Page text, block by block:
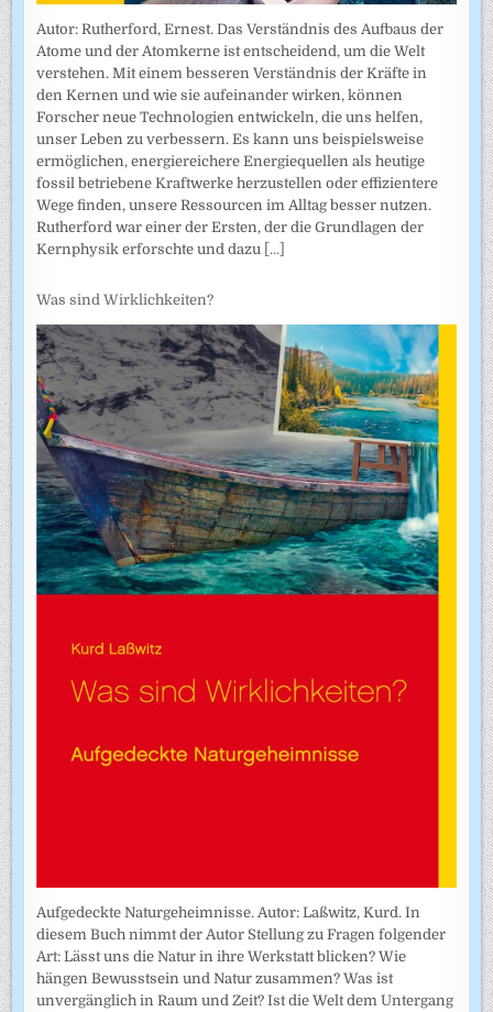
Autor: Rutherford, Ernest. Das Verständnis des Aufbaus der
Atome und der Atomkerne ist entscheidend, um die Welt
verstehen. Mit einem besseren Verständnis der Kräfte in
den Kernen und wie sie aufeinander wirken, können
Forscher neue Technologien entwickeln, die uns helfen,
unser Leben zu verbessern. Es kann uns beispielsweise
ermöglichen, energiereichere Energiequellen als heutige
fossil betriebene Kraftwerke herzustellen oder effizientere
Wege finden, unsere Ressourcen im Alltag besser nutzen.
Rutherford war einer der Ersten, der die Grundlagen der
Kernphysik erforschte und dazu [...]
Was sind Wirklichkeiten?
Aufgedeckte Naturgeheimnisse. Autor: Laßwitz, Kurd. In
diesem Buch nimmt der Autor Stellung zu Fragen folgender
Art: Lässt uns die Natur in ihre Werkstatt blicken? Wie
hängen Bewusstsein und Natur zusammen? Was ist
unvergänglich in Raum und Zeit? Ist die Welt dem Untergang